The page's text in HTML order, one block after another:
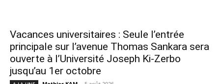
Vacances universitaires : Seule l’entrée
principale sur l’avenue Thomas Sankara sera
ouverte à l’Université Joseph Ki-Zerbo
jusqu’au 1er octobre